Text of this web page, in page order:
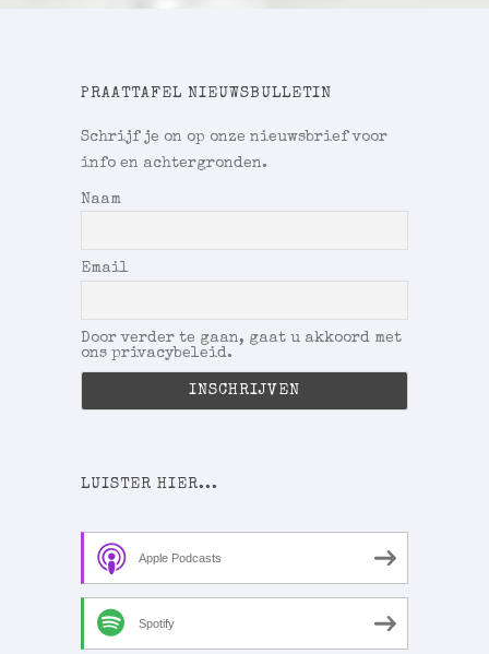
PRAATTAFEL NIEUWSBULLETIN
Schrijf je on op onze nieuwsbrief voor
info en achtergronden.
Naam
Email
Door verder te gaan, gaat u akkoord met
ons privacybeleid.
LUISTER HIER...
Apple Podcasts
Spotify